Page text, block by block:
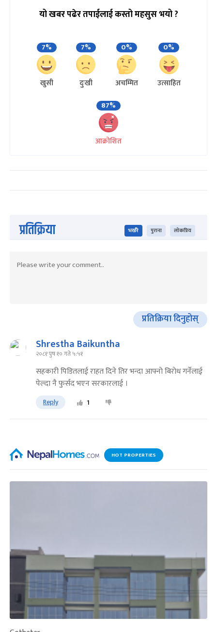
यो खबर पढेर तपाईलाई कस्तो महसुस भयो ?
7%
खुसी
7%
दुःखी
0%
अचम्मित
0%
उत्साहित
87%
आक्रोशित
प्रतिक्रिया भर्खरै पुराना लोकप्रिय
प्रतिक्रिया दिनुहोस्
Shrestha Baikuntha
२०८१ पुष १० गते ५:५१
सहकारी पिडितलाई राहत दिने तिर भन्दा आफ्नाे बिराेध गर्नेलाई
पेल्दा नै फुर्सद भएन सरकारलाई ।
Reply 1
HOT PROPERTIES